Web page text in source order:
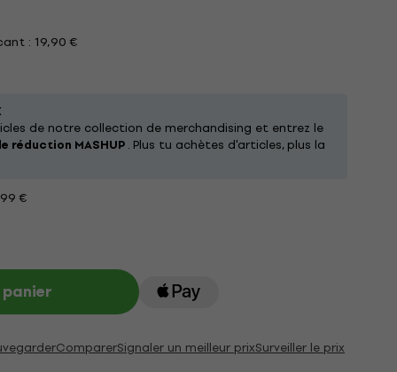
: 19,90 €
de notre collection de merchandising et entrez le
réduction MASHUP. Plus tu achètes d'articles, plus la
€
ComparerSignaler un meilleur prixSurveiller le prix